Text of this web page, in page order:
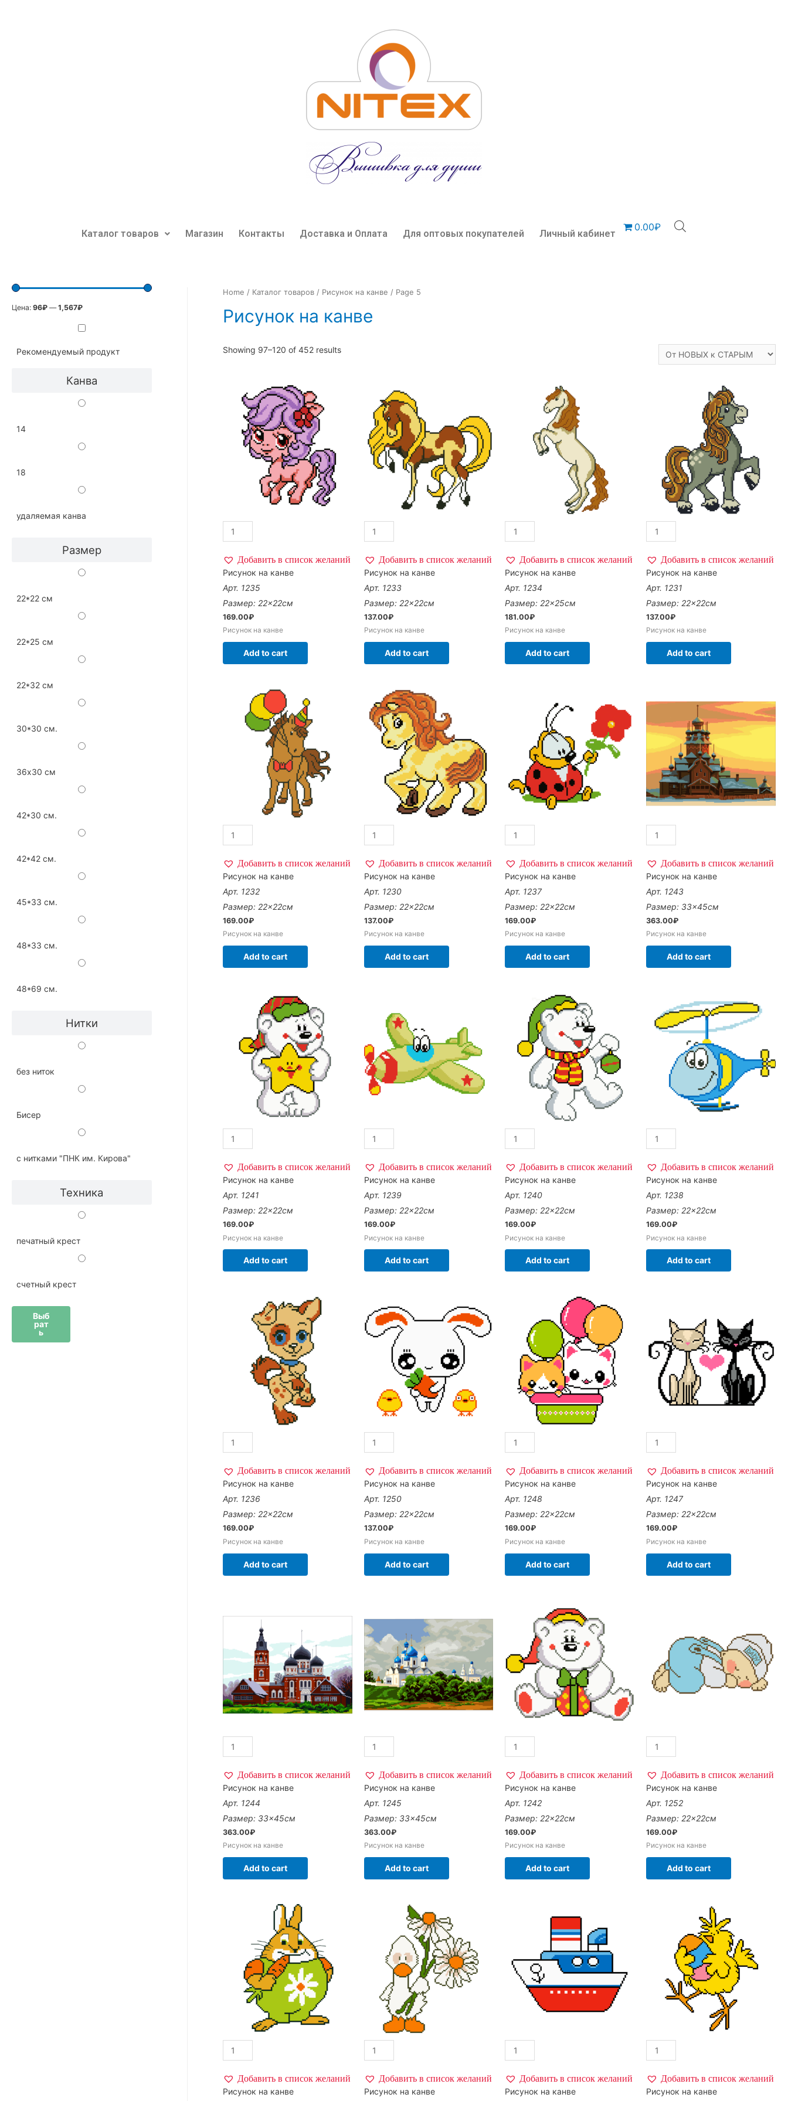
Каталог товаров Магазин Контакты Доставка и Оплата Для оптовых покупателей Личный кабинет
0.00₽
Цена: 96₽ —1,567₽
Рекомендуемый продукт
Канва
14
18
удаляемая канва
Размер
22*22 см
22*25 см
22*32 см
30*30 см.
36х30 см
42*30 см.
42*42 см.
45*33 см.
48*33 см.
48*69 см.
Нитки
без ниток
Бисер
с нитками "ПНК им. Кирова"
Техника
печатный крест
счетный крест
Выб
рат
ь
Home / Каталог товаров/ Рисунок на канве / Page 5
Рисунок на канве
Showing 97–120 of 452 results
Добавить в список желаний
Рисунок на канве
Арт. 1235
Размер: 22×22см
169.00₽
Рисунок на канве
Add to cart
Добавить в список желаний
Рисунок на канве
Арт. 1233
Размер: 22×22см
137.00₽
Рисунок на канве
Add to cart
Добавить в список желаний
Рисунок на канве
Арт. 1234
Размер: 22×25см
181.00₽
Рисунок на канве
Add to cart
Добавить в список желаний
Рисунок на канве
Арт. 1231
Размер: 22×22см
137.00₽
Рисунок на канве
Add to cart
Добавить в список желаний
Рисунок на канве
Арт. 1232
Размер: 22×22см
169.00₽
Рисунок на канве
Add to cart
Добавить в список желаний
Рисунок на канве
Арт. 1230
Размер: 22×22см
137.00₽
Рисунок на канве
Add to cart
Добавить в список желаний
Рисунок на канве
Арт. 1237
Размер: 22×22см
169.00₽
Рисунок на канве
Add to cart
Добавить в список желаний
Рисунок на канве
Арт. 1243
Размер: 33×45см
363.00₽
Рисунок на канве
Add to cart
Добавить в список желаний
Рисунок на канве
Арт. 1241
Размер: 22×22см
169.00₽
Рисунок на канве
Add to cart
Добавить в список желаний
Рисунок на канве
Арт. 1239
Размер: 22×22см
169.00₽
Рисунок на канве
Add to cart
Добавить в список желаний
Рисунок на канве
Арт. 1240
Размер: 22×22см
169.00₽
Рисунок на канве
Add to cart
Добавить в список желаний
Рисунок на канве
Арт. 1238
Размер: 22×22см
169.00₽
Рисунок на канве
Add to cart
Добавить в список желаний
Рисунок на канве
Арт. 1236
Размер: 22×22см
169.00₽
Рисунок на канве
Add to cart
Добавить в список желаний
Рисунок на канве
Арт. 1250
Размер: 22×22см
137.00₽
Рисунок на канве
Add to cart
Добавить в список желаний
Рисунок на канве
Арт. 1248
Размер: 22×22см
169.00₽
Рисунок на канве
Add to cart
Добавить в список желаний
Рисунок на канве
Арт. 1247
Размер: 22×22см
169.00₽
Рисунок на канве
Add to cart
Добавить в список желаний
Рисунок на канве
Арт. 1244
Размер: 33×45см
363.00₽
Рисунок на канве
Add to cart
Добавить в список желаний
Рисунок на канве
Арт. 1245
Размер: 33×45см
363.00₽
Рисунок на канве
Add to cart
Добавить в список желаний
Рисунок на канве
Арт. 1242
Размер: 22×22см
169.00₽
Рисунок на канве
Add to cart
Добавить в список желаний
Рисунок на канве
Арт. 1252
Размер: 22×22см
169.00₽
Рисунок на канве
Add to cart
Добавить в список желаний
Рисунок на канве
Добавить в список желаний
Рисунок на канве
Добавить в список желаний
Рисунок на канве
Добавить в список желаний
Рисунок на канве